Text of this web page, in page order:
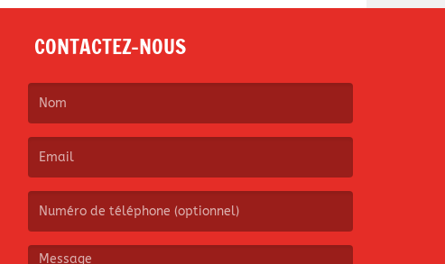
CONTACTEZ-NOUS